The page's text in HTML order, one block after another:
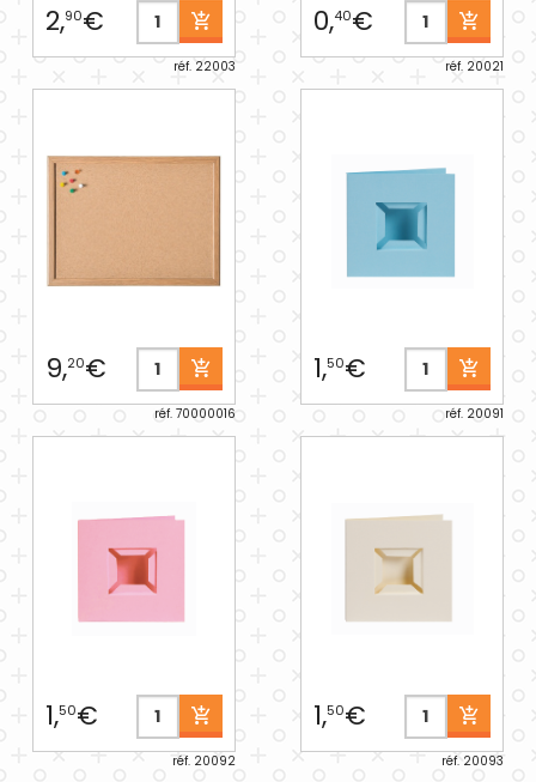
2,90€
réf. 22003
0,40€
réf. 20021
9,20€
réf. 70000016
1,50€
réf. 20091
1,50€
réf. 20092
1,50€
réf. 20093